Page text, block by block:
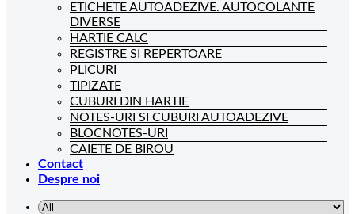
ETICHETE AUTOADEZIVE. AUTOCOLANTE
DIVERSE
HARTIE CALC
REGISTRE SI REPERTOARE
PLICURI
TIPIZATE
CUBURI DIN HARTIE
NOTES-URI SI CUBURI AUTOADEZIVE
BLOCNOTES-URI
CAIETE DE BIROU
Contact
Despre noi